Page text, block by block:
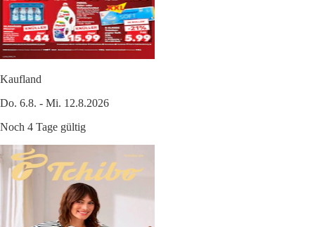
Kaufland
Do. 6.8. - Mi. 12.8.2026
Noch 4 Tage gültig